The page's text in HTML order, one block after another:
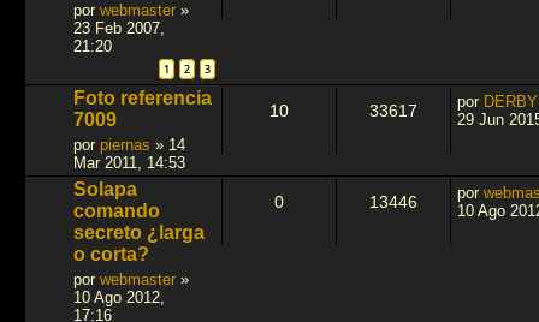
por webmaster »
23 Feb 2007,
21:20
1 2 3
Foto referencia
7009
por piernas » 14
Mar 2011, 14:53
10 33617 por DERBY
29 Jun
Solapa
comando
secreto ¿larga
o corta?
por webmaster »
10 Ago 2012,
17:16
0 13446 por
10 Ago